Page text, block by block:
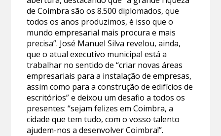
de Coimbra são os 8.500 diplomados, que
todos os anos produzimos, é isso que o
mundo empresarial mais procura e mais
precisa”. José Manuel Silva revelou, ainda,
que o atual executivo municipal está a
trabalhar no sentido de “criar novas áreas
empresariais para a instalação de empresas,
assim como para a construção de edifícios de
escritórios” e deixou um desafio a todos os
presentes: “sejam felizes em Coimbra, a
cidade que tem tudo, com o vosso talento
ajudem-nos a desenvolver Coimbra!”.